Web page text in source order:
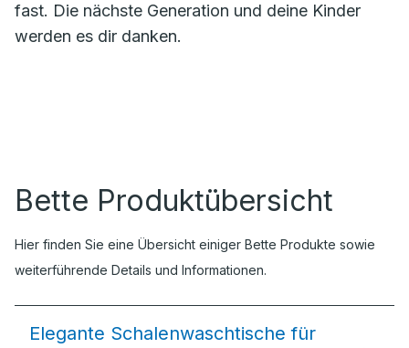
fast. Die nächste Generation und deine Kinder
werden es dir danken.
Bette Produktübersicht
Hier finden Sie eine Übersicht einiger Bette Produkte sowie
weiterführende Details und Informationen.
Elegante Schalenwaschtische für